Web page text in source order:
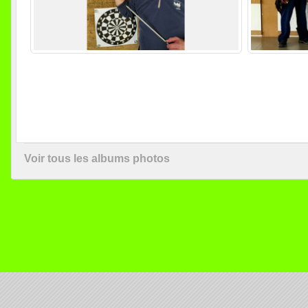
Voir tous les albums photos